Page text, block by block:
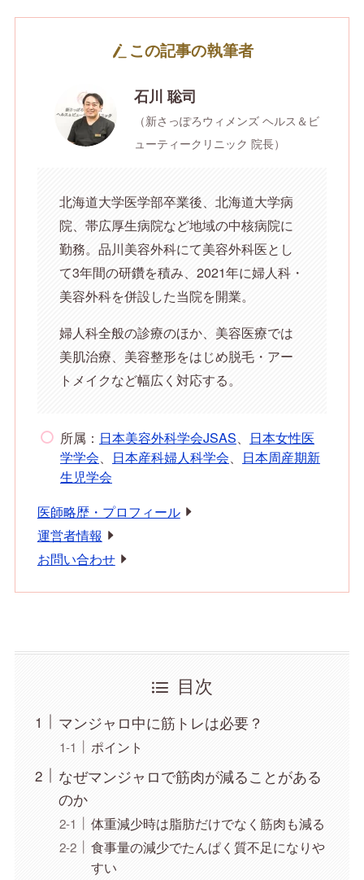
この記事の執筆者
石川 聡司
（新さっぽろウィメンズ ヘルス＆ビ
ューティークリニック 院長）
北海道大学医学部卒業後、北海道大学病
院、帯広厚生病院など地域の中核病院に
勤務。品川美容外科にて美容外科医とし
て3年間の研鑽を積み、2021年に婦人科・
美容外科を併設した当院を開業。
婦人科全般の診療のほか、美容医療では
美肌治療、美容整形をはじめ脱毛・アー
トメイクなど幅広く対応する。
所属： 日本美容外科学会JSAS、 日本女性医
学学会、 日本産科婦人科学会、 日本周産期新
生児学会
医師略歴・プロフィール
運営者情報
お問い合わせ
目次
マンジャロ中に筋トレは必要？
ポイント
なぜマンジャロで筋肉が減ることがある
のか
体重減少時は脂肪だけでなく筋肉も減る
食事量の減少でたんぱく質不足になりや
すい